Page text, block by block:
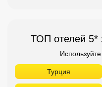
ТОП отелей 5*
Турция